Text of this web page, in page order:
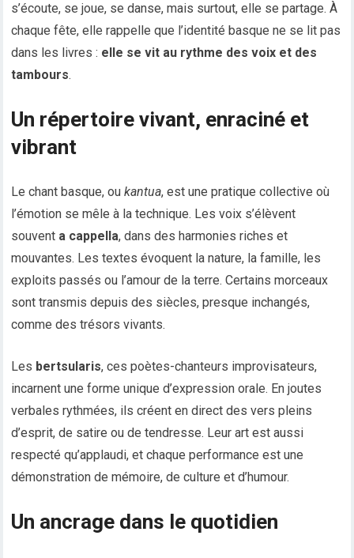
s’écoute, se joue, se danse, mais surtout, elle se partage. À
chaque fête, elle rappelle que l’identité basque ne se lit pas
dans les livres : elle se vit au rythme des voix et des
tambours.
Un répertoire vivant, enraciné et
vibrant
Le chant basque, oukantua, est une pratique collective où
l’émotion se mêle à la technique. Les voix s’élèvent
souvent a cappella, dans des harmonies riches et
mouvantes. Les textes évoquent la nature, la famille, les
exploits passés ou l’amour de la terre. Certains morceaux
sont transmis depuis des siècles, presque inchangés,
comme des trésors vivants.
Les bertsularis, ces poètes-chanteurs improvisateurs,
incarnent une forme unique d’expression orale. En joutes
verbales rythmées, ils créent en direct des vers pleins
d’esprit, de satire ou de tendresse. Leur art est aussi
respecté qu’applaudi, et chaque performance est une
démonstration de mémoire, de culture et d’humour.
Un ancrage dans le quotidien